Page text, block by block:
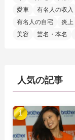
愛車
有名人の収入
有名人の自宅
炎上
美容
芸名・本名
人気の記事